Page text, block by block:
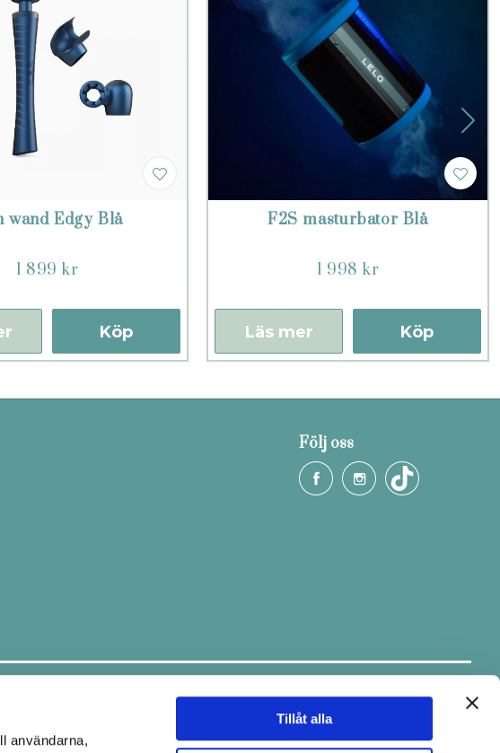
användarna,
Tillåt alla
wand Edgy Blå
1 899 kr
Köp
F2S masturbator Blå
1 998 kr
Köp
Läs mer
Följ oss
Håll dig uppdaterad.Ta del av tips & fina erbjudanden via